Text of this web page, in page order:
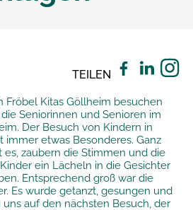
TEILEN
Fröbel Kitas Göllheim besuchen
Seniorinnen und Senioren im
Der Besuch von Kindern in
immer etwas Besonderes. Ganz
es, zaubern die Stimmen und die
ein Lächeln in die Gesichter
Entsprechend groß war die
Es wurde getanzt, gesungen und
auf den nächsten Besuch, der